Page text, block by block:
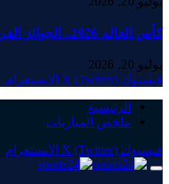
كأس العالم 2026.. الجوائز الفردية تذهب لنجوم إسبانيا
يوليو 20, 2026
فيسبوك X (Twitter) الانستغرام
الرئيسية
ملخص المباريات
فيسبوك X (Twitter) الانستغرام